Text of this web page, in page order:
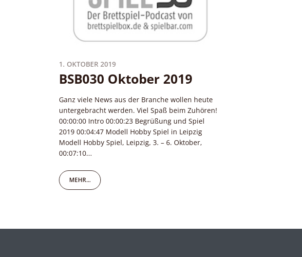
1. OKTOBER 2019
BSB030 Oktober 2019
Ganz viele News aus der Branche wollen heute
untergebracht werden. Viel Spaß beim Zuhören!
00:00:00 Intro 00:00:23 Begrüßung und Spiel
2019 00:04:47 Modell Hobby Spiel in Leipzig
Modell Hobby Spiel, Leipzig, 3. – 6. Oktober,
00:07:10...
MEHR...